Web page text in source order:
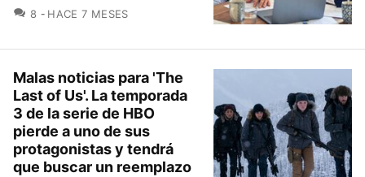
8 COMENTARIOS
HACE 7 MESES
Malas noticias para 'The
Last of Us'. La temporada
3 de la serie de HBO
pierde a uno de sus
protagonistas y tendrá
que buscar un reemplazo